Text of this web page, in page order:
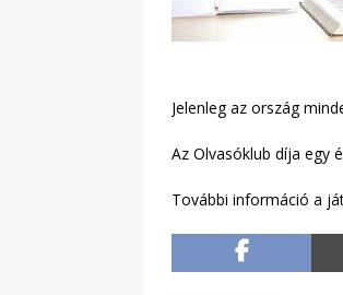
Jelenleg az ország
Az Olvasóklub díja egy
További információ a